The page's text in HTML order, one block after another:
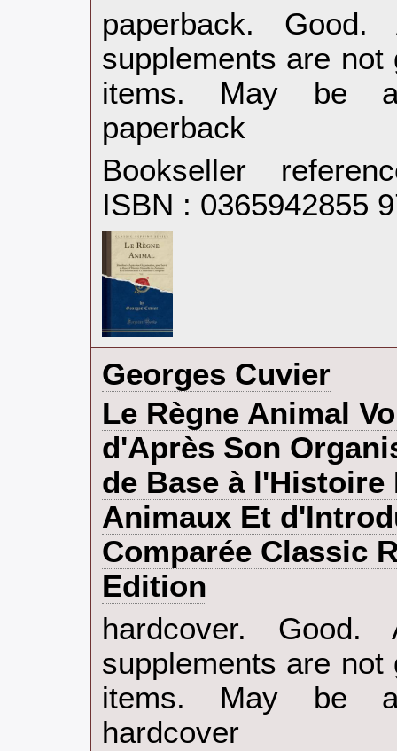
‎paperback.
supplements are
items. May be
paperback‎
Bookseller
ISBN : 0365942855
‎Georges Cuvier‎
‎Le Règne Animal
d'Après Son
de Base à l'Histoire
Animaux Et
Comparée Classic
Edition‎
‎hardcover.
supplements are
items. May be
hardcover‎